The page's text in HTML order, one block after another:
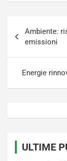
articoli
Ambiente:
emissioni
Energie
ULTIME